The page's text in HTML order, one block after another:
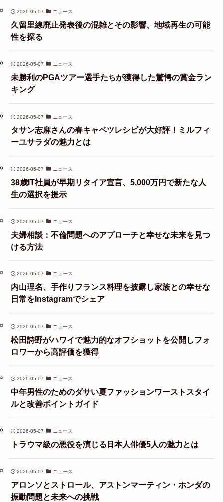
2026-05-07 ニュース
久留里線廃止発表後の混雑とその影響、地域再生の可能
性を探る
2026-05-07 ニュース
未勝利のPGAツアー選手たちが獲得した驚愕の賞金ラン
キング
2026-05-07 ニュース
タサン志麻さんの春キャベツレシピが大好評！ミルフィ
ーユサラダの魅力とは
2026-05-07 ニュース
38歳IT社員が早期リタイア宣言、5,000万円で新たな人
生の選択を提示
2026-05-07 ニュース
夫婦相談：不倫問題へのアプローチと幸せな未来を見つ
ける方法
2026-05-07 ニュース
内山理名、手作りフランス料理を披露し家族との幸せな
日常をInstagramでシェア
2026-05-07 ニュース
松田詩野がハワイで魅力的なオフショットを公開しフォ
ロワーから高評価を獲得
2026-05-07 ニュース
中年男性のためのダサい夏ファッションワーストスタイ
ルと改善ポイントガイド
2026-05-07 ニュース
トラウマ級の悪役を演じる日本人俳優5人の魅力とは
2026-05-07 ニュース
アロンソとストロール、アストンマーティン・ホンダの
振動問題と未来への挑戦